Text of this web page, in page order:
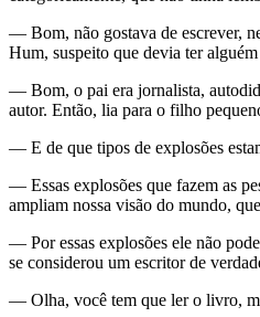
— Bom, não gostava de escrever,
Hum, suspeito que devia ter
— Bom, o pai era jornalista,
autor. Então, lia para o filho
— E de que tipos de explosões
— Essas explosões que fazem as
ampliam nossa visão do mundo,
— Por essas explosões ele não
se considerou um escritor de
— Olha, você tem que ler o livro,